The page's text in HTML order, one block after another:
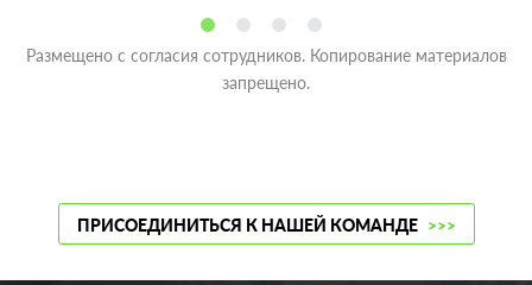
Размещено с согласия сотрудников. Копирование материалов
запрещено.
ПРИСОЕДИНИТЬСЯ К НАШЕЙ КОМАНДЕ >>>